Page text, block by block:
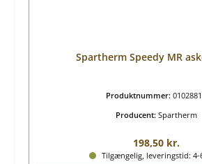
Spartherm Speedy MR
Produktnummer:
Producent: Spartherm
Almindelig pris:
198,50 kr.
Tilgængelig, leveringstid: 4-